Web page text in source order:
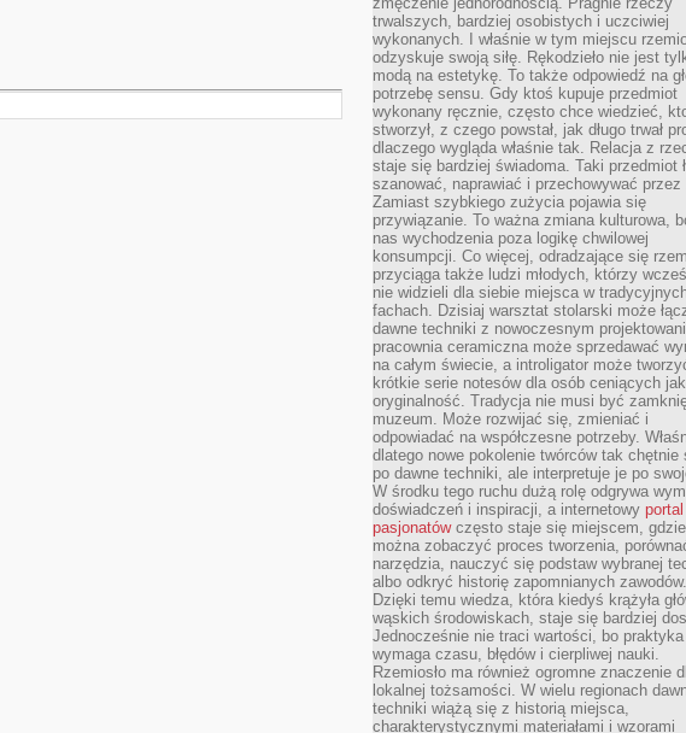
trwalszych, bardziej osobistych i uczciwiej
wykonanych. I właśnie w tym miejscu
odzyskuje swoją siłę. Rękodzieło nie jest
modą na estetykę. To także odpowiedź na
potrzebę sensu. Gdy ktoś kupuje przedmiot
wykonany ręcznie, często chce wiedzieć,
stworzył, z czego powstał, jak długo trwał
dlaczego wygląda właśnie tak. Relacja z
staje się bardziej świadoma. Taki przedmiot
szanować, naprawiać i przechowywać przez
Zamiast szybkiego zużycia pojawia się
przywiązanie. To ważna zmiana kulturowa,
nas wychodzenia poza logikę chwilowej
konsumpcji. Co więcej, odradzające się
przyciąga także ludzi młodych, którzy
nie widzieli dla siebie miejsca w
fachach. Dzisiaj warsztat stolarski może
dawne techniki z nowoczesnym
pracownia ceramiczna może sprzedawać
na całym świecie, a introligator może
krótkie serie notesów dla osób ceniących
oryginalność. Tradycja nie musi być
muzeum. Może rozwijać się, zmieniać i
odpowiadać na współczesne potrzeby.
dlatego nowe pokolenie twórców tak chętnie
po dawne techniki, ale interpretuje je po
W środku tego ruchu dużą rolę odgrywa
doświadczeń i inspiracji, a internetowy
pasjonatówczęsto staje się miejscem, gdzie
można zobaczyć proces tworzenia,
narzędzia, nauczyć się podstaw wybranej
albo odkryć historię zapomnianych zawodów.
Dzięki temu wiedza, która kiedyś krążyła
wąskich środowiskach, staje się bardziej
Jednocześnie nie traci wartości, bo praktyka
wymaga czasu, błędów i cierpliwej nauki.
Rzemiosło ma również ogromne znaczenie
lokalnej tożsamości. W wielu regionach
techniki wiążą się z historią miejsca,
charakterystycznymi materiałami i wzorami